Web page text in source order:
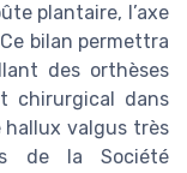
plantaire, l’axe
bilan permettra
des orthèses
chirurgical dans
hallux valgus très
de la Société